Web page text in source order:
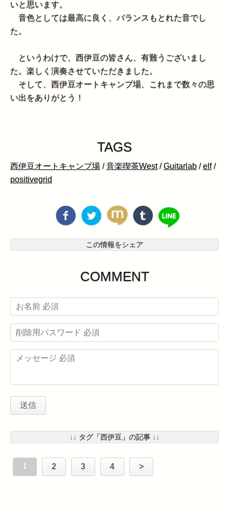
いと思います。
音色としては最高に良く、バランスもとれた音でし
た。
というわけで、西伊豆の皆さん、有難うございまし
た。楽しく演奏させていただきました。
そして、西伊豆オートキャンプ場、これまで数々の思
い出をありがとう！
TAGS
西伊豆オートキャンプ場 /音楽喫茶West /Guitarlab /elf /
positivegrid
この情報をシェア
COMMENT
↓↓ タグ「西伊豆」の記事 ↓↓
1 2 3 4 >